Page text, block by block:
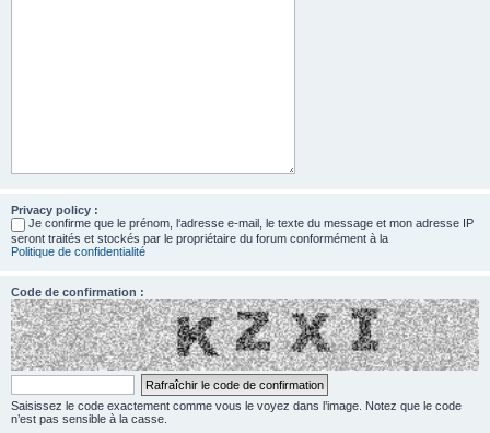
Privacy policy :
Je confirme que le prénom, l‘adresse e-mail, le texte du message et mon adresse IP
seront traités et stockés par le propriétaire du forum conformément à la
Politique de confidentialité
Code de confirmation :
Saisissez le code exactement comme vous le voyez dans l’image. Notez que le code
n’est pas sensible à la casse.